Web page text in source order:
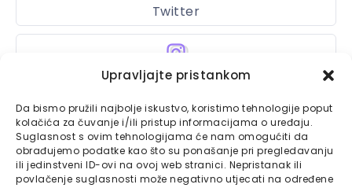
Upravljajte pristankom
Da bismo pružili najbolje iskustvo, koristimo tehnologije poput
kolačića za čuvanje i/ili pristup informacijama o uređaju.
Suglasnost s ovim tehnologijama će nam omogućiti da
obrađujemo podatke kao što su ponašanje pri pregledavanju
ili jedinstveni ID-ovi na ovoj web stranici. Nepristanak ili
povlačenje suglasnosti može negativno utjecati na određene
Twitter
Instagram
Bajtbox
Linkovi Bajtbox koristi